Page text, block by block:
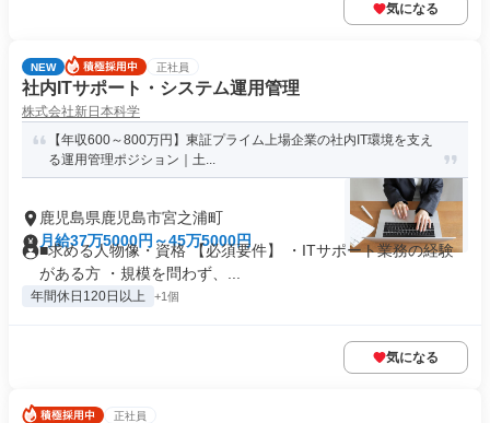
気になる
NEW 正社員
社内ITサポート・システム運用管理
株式会社新日本科学
【年収600～800万円】東証プライム上場企業の社内IT環境を支え
る運用管理ポジション｜土...
鹿児島県鹿児島市宮之浦町
月給37万5000円～45万5000円
■求める人物像・資格 【必須要件】 ・ITサポート業務の経験
がある方 ・規模を問わず、...
年間休日120日以上 +1個
気になる
正社員